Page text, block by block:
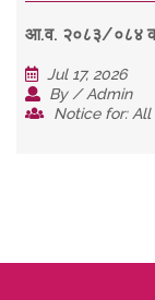
आ.व. २०८३/०८४ का
Jul 17, 2026
By / Admin
Notice for: All